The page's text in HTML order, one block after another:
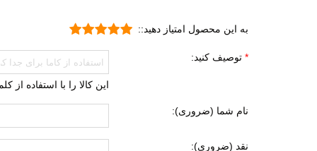
چرم
چرم
به این محصول امتیاز دهید::
توصیف کنید:
این کالا را با استفاده از
نام شما (ضروری):
نقد (ضروری):